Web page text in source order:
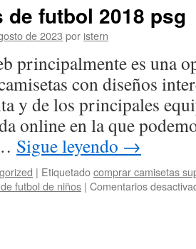
de futbol 2018 psg
de 2023 por istern
principalmente es una
con diseños
y de los principales
online en la que
Sigue leyendo →
| Etiquetadocomprar camisetas
futbol de niños | Comentarios